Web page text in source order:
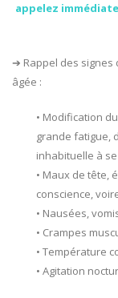
appelez
➔ Rappel des signes
âgée :
• Modification
grande fatigue,
inhabituelle à
• Maux de tête,
conscience,
• Nausées,
• Crampes
• Température
• Agitation